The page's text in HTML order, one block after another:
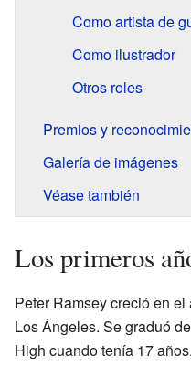
Como artista de
Como ilustrador
Otros roles
Premios y
Galería de imágenes
Véase también
Los primeros
Peter Ramsey creció en
Los Ángeles. Se graduó
High cuando tenía 17 años.